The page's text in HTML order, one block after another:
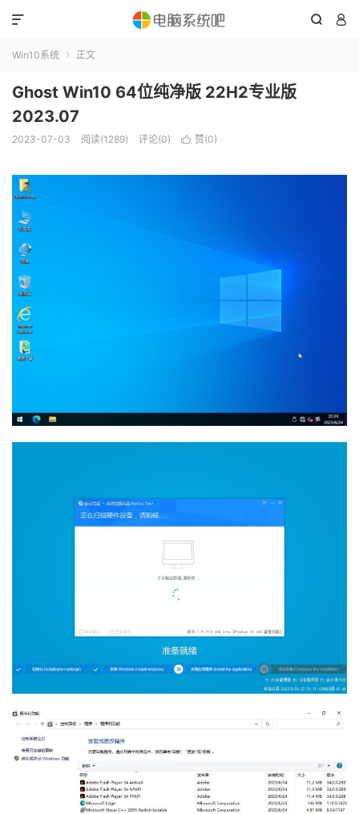
 

Win10系统  正文
Ghost Win10 64位纯净版 22H2专业版
2023.07
2023-07-03 阅读(1289) 评论(0)  赞(0)